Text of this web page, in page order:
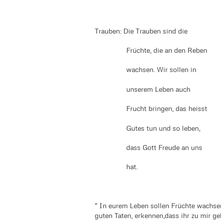
Trauben: Die Trauben sind die
Früchte, die an den Reben
wachsen. Wir sollen in
unserem Leben auch
Frucht bringen, das heisst
Gutes tun und so leben,
dass Gott Freude an uns
hat.
" In eurem Leben sollen Früchte
guten Taten, erkennen,dass ihr zu mir